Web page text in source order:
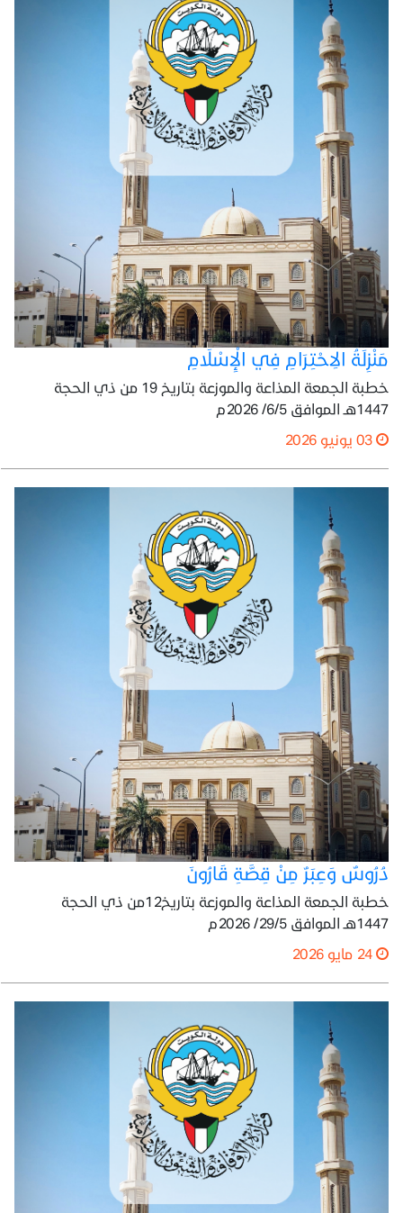
مَنْزِلَةُ الِاحْتِرَامِ فِي الْإِسْلَامِ
خطبة الجمعة المذاعة والموزعة بتاريخ 19 من ذي الحجة
1447هـ الموافق 6/5/ 2026م
دُرُوسٌ وَعِبَرٌ مِنْ قِصَّةِ قَارُونَ
خطبة الجمعة المذاعة والموزعة بتاريخ12من ذي الحجة
1447هـ الموافق 29/5/ 2026م